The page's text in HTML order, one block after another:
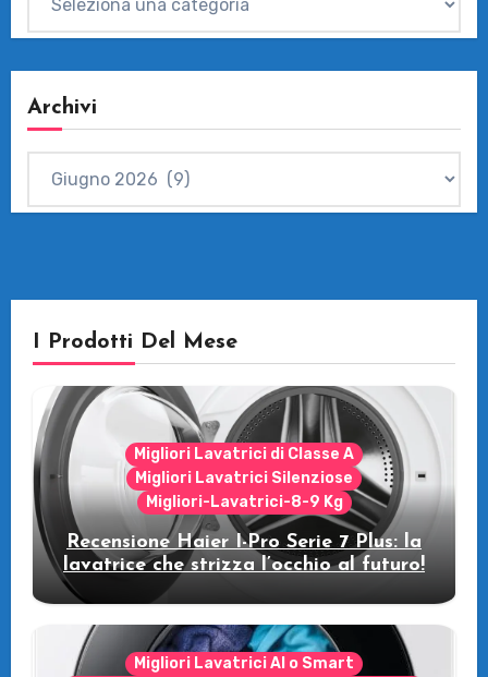
Archivi
I Prodotti Del Mese
Migliori Lavatrici di Classe A
Migliori Lavatrici Silenziose
Migliori-Lavatrici-8-9 Kg
Recensione Haier I-Pro Serie 7 Plus: la
lavatrice che strizza l’occhio al futuro!
Migliori Lavatrici AI o Smart